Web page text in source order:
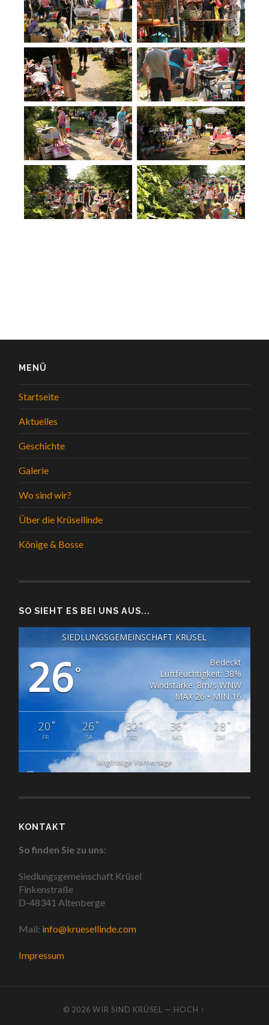
MENÜ
Startseite
Aktuelles
Geschichte
Galerie
Wo sind wir?
Über die Krüsellinde
Könige & Bosse
SO SIEHT ES BEI UNS AUS...
SIEDLUNGSGEMEINSCHAFT KRÜSEL
26°
Bedeckt
Luftfeuchtigkeit: 38%
Windstärke: 8m/s WNW
MAX 26 • MIN 16
20°
FR
26°
SA
32°
SO
36°
MO
28°
DIE
langfristige Vorhersage
KONTAKT
So finden Sie zu uns:
Siedlungsgemeinschaft Krüsel
Finkenstraße
D-48341 Altenberge
Mail: info@kruesellinde.com
Impressum
© 2026WIR SIND KRÜSEL — HOCH ↑